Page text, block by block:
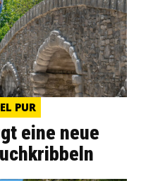
PUR
eine neue